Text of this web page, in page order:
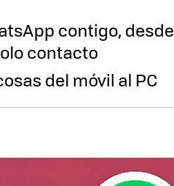
contigo, desde
contacto
del móvil al PC